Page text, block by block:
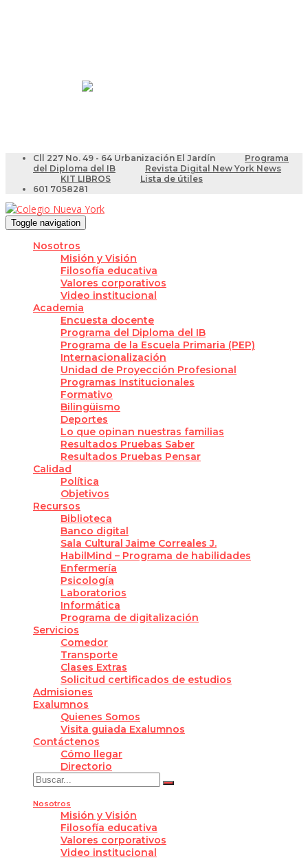
Cll 227 No. 49 - 64 Urbanización El Jardín
Programa
del Diploma del IB
Revista Digital New York News
KIT LIBROS
Lista de útiles
601 7058281
Toggle navigation
Nosotros
Misión y Visión
Filosofía educativa
Valores corporativos
Video institucional
Academia
Encuesta docente
Programa del Diploma del IB
Programa de la Escuela Primaria (PEP)
Internacionalización
Unidad de Proyección Profesional
Programas Institucionales
Formativo
Bilingüismo
Deportes
Lo que opinan nuestras familias
Resultados Pruebas Saber
Resultados Pruebas Pensar
Calidad
Política
Objetivos
Recursos
Biblioteca
Banco digital
Sala Cultural Jaime Correales J.
HabilMind – Programa de habilidades
Enfermería
Psicología
Laboratorios
Informática
Programa de digitalización
Servicios
Comedor
Transporte
Clases Extras
Solicitud certificados de estudios
Admisiones
Exalumnos
Quienes Somos
Visita guiada Exalumnos
Contáctenos
Cómo llegar
Directorio
Nosotros
Misión y Visión
Filosofía educativa
Valores corporativos
Video institucional